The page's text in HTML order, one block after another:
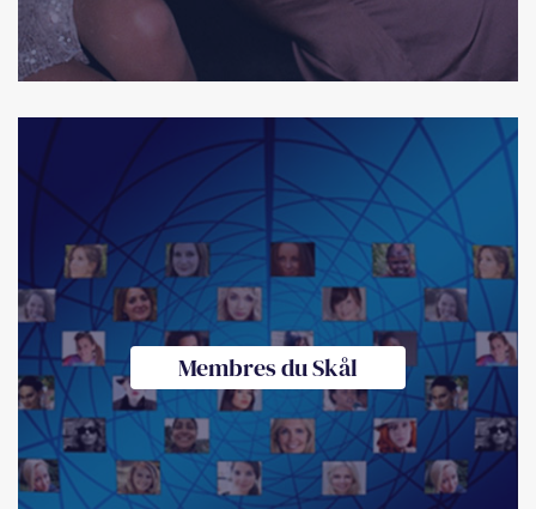
Membres du Skål